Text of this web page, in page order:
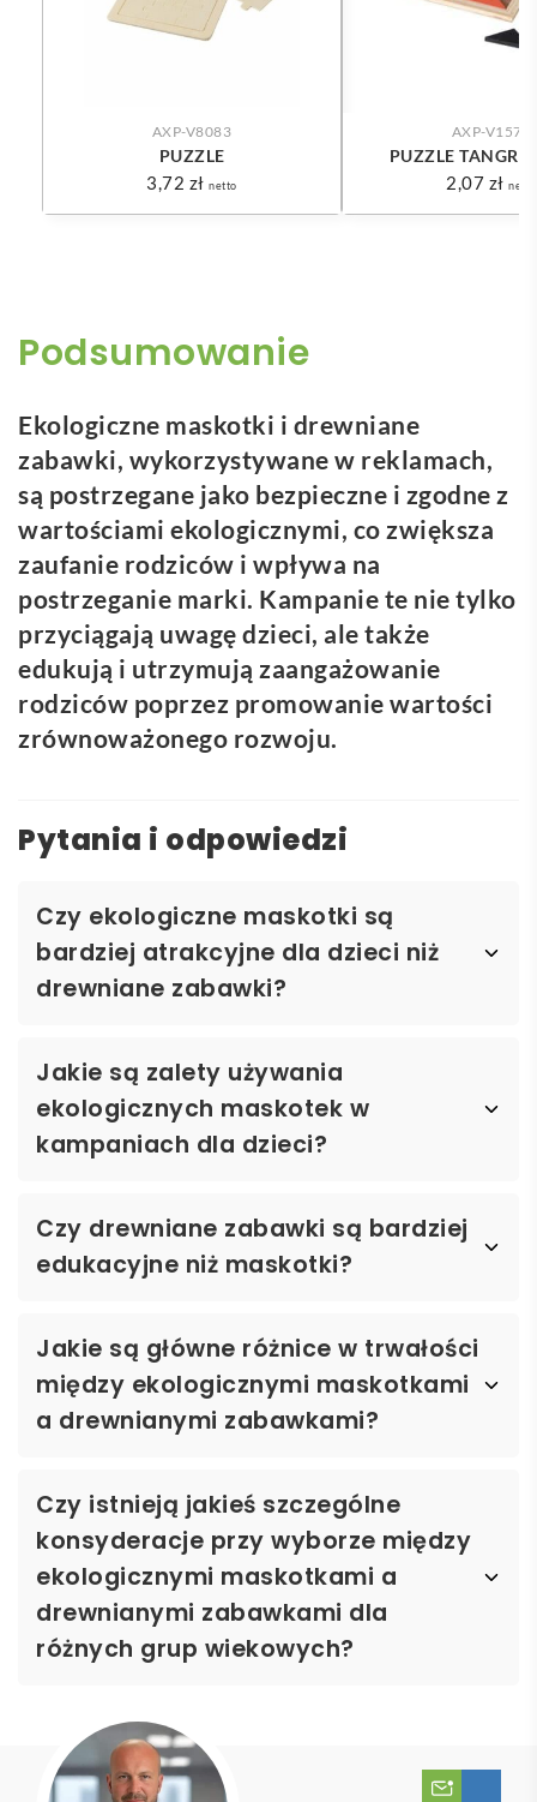
AXP-V8083
PUZZLE
3,72 zł netto
AXP-V1578
PUZZLE
2,07 zł netto
Podsumowanie
Ekologiczne maskotki i drewniane
zabawki, wykorzystywane w reklamach,
są postrzegane jako bezpieczne i zgodne z
wartościami ekologicznymi, co zwiększa
zaufanie rodziców i wpływa na
postrzeganie marki. Kampanie te nie tylko
przyciągają uwagę dzieci, ale także
edukują i utrzymują zaangażowanie
rodziców poprzez promowanie wartości
zrównoważonego rozwoju.
Pytania i odpowiedzi
Czy ekologiczne maskotki są
bardziej atrakcyjne dla dzieci niż
drewniane zabawki?
Jakie są zalety używania
ekologicznych maskotek w
kampaniach dla dzieci?
Czy drewniane zabawki są bardziej
edukacyjne niż maskotki?
Jakie są główne różnice w trwałości
między ekologicznymi maskotkami
a drewnianymi zabawkami?
Czy istnieją jakieś szczególne
konsyderacje przy wyborze między
ekologicznymi maskotkami a
drewnianymi zabawkami dla
różnych grup wiekowych?